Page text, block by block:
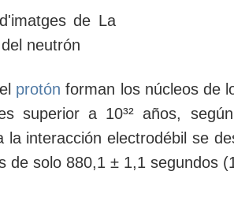
protón forman los núcleos de
superior a 10³² años,
la interacción electrodébil se
de solo 880,1 ± 1,1 segundos